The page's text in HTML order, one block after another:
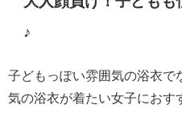
♪
子どもっぽい雰囲気の浴衣で
気の浴衣が着たい女子におす